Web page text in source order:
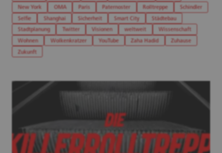
New York OMA Paris Paternoster Rolltreppe Schindler
Selfie Shanghai Sicherheit Smart City Städtebau
Stadtplanung Twitter Visionen weltweit Wissenschaft
Wohnen Wolkenkratzer YouTube Zaha Hadid Zuhause
Zukunft